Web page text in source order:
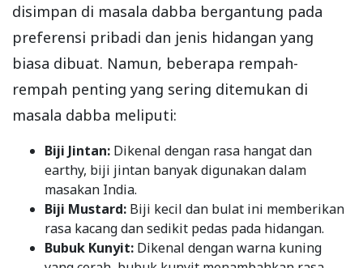
disimpan di masala dabba bergantung pada
preferensi pribadi dan jenis hidangan yang
biasa dibuat. Namun, beberapa rempah-
rempah penting yang sering ditemukan di
masala dabba meliputi:
Biji Jintan: Dikenal dengan rasa hangat dan
earthy, biji jintan banyak digunakan dalam
masakan India.
Biji Mustard: Biji kecil dan bulat ini memberikan
rasa kacang dan sedikit pedas pada hidangan.
Bubuk Kunyit: Dikenal dengan warna kuning